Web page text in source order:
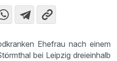
Ehefrau nach einem
bei Leipzig dreieinhalb